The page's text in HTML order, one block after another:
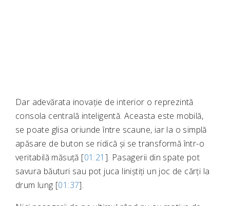
Dar adevărata inovație de interior o reprezintă
consola centrală inteligentă. Aceasta este mobilă,
se poate glisa oriunde între scaune, iar la o simplă
apăsare de buton se ridică și se transformă într-o
veritabilă măsuță [01:21 ]. Pasagerii din spate pot
savura băuturi sau pot juca liniștiți un joc de cărți la
drum lung [01:37].